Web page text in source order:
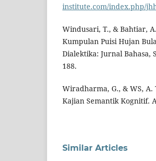
institute.com/index.php/
Windusari, T., & Bahtiar,
Kumpulan Puisi Hujan
Dialektika: Jurnal Bahasa,
188.
Wiradharma, G., & WS,
Kajian Semantik Kognitif.
Similar Articles